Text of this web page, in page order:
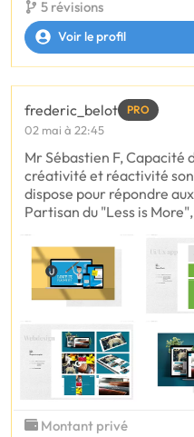
5 révisions
Voir le profil
frederic_belot PRO
02 mai à 22:45
Mr Sébastien F, Capacité
créativité et réactivité
dispose pour répondre
Partisan du "Less is
Montant privé